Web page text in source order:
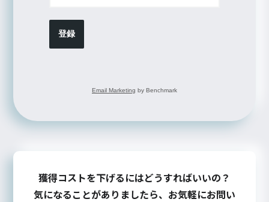
登録
Email Marketing by Benchmark
獲得コストを下げるにはどうすればいいの？
気になることがありましたら、お気軽にお問い